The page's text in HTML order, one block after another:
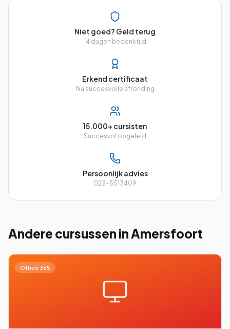
Niet goed? Geld terug
14 dagen bedenktijd
Erkend certificaat
Na succesvolle afronding
15.000+ cursisten
Succesvol opgeleid
Persoonlijk advies
023-5513409
Andere cursussen in Amersfoort
Office 365